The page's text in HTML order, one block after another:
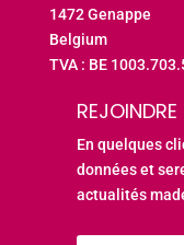
1472 Genappe
Belgium
TVA : BE
En quelques
données et
actualités